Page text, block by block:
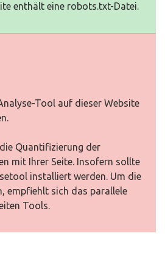
enthält eine robots.txt-Datei.
Tool auf dieser Website
Quantifizierung der
mit Ihrer Seite. Insofern sollte
installiert werden. Um die
empfiehlt sich das parallele
Tools.